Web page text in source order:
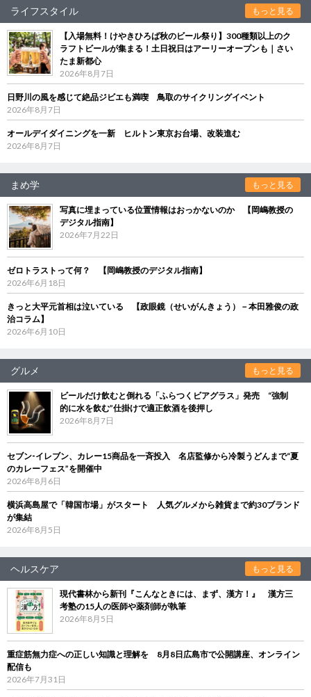
ライフスタイル もっと見る
【入場無料！けやきひろば秋のビール祭り】300種類以上のク
ラフトビールが集まる！土日祝日はアーリーオープンも｜さい
たま新都心
2026年8月7日
日野川の風を感じて絶品ジビエも満喫 鳥取のサイクリングイベント
2026年8月7日
オールデイダイニングを一新 ヒルトン東京お台場、改装進む
2026年8月7日
まめ学 もっと見る
写真に埋まっている位置情報はおっかないのか 【岡嶋教授の
デジタル指南】
2026年7月22日
ゼロトラストって何？ 【岡嶋教授のデジタル指南】
2026年6月18日
きっと大平元首相は泣いている 【政眼鏡（せいがんきょう）－本田雅俊の政
治コラム】
2026年6月10日
グルメ もっと見る
ビールだけ飲むと倒れる「ふらつくビアグラス」発売 “強制
的に水を飲む”仕掛けで適正飲酒を後押し
2026年8月7日
セブン‐イレブン、カレー15商品を一斉投入 名店監修から冷製うどんまで“夏
のカレーフェス”を開催中
2026年8月6日
横浜高島屋で「韓国市場」がスタート 人気グルメから雑貨まで約30ブランド
が集結
2026年8月5日
ヘルスケア もっと見る
現代書林から新刊『こんなときには、まず、漢方！』 漢方三
考塾の15人の医師や薬剤師が執筆
2026年8月5日
重症筋無力症への正しい知識と理解を 8月8日広島市で公開講座、オンライン
配信も
2026年7月31日